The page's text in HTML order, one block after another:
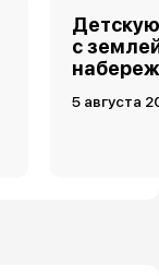
с
5 августа